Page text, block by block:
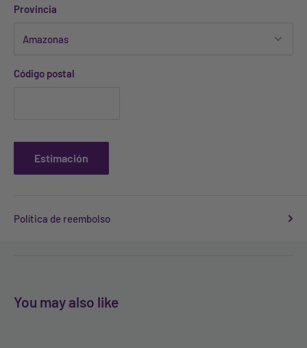
Provincia
Código postal
Estimación
Política de reembolso
You may also like